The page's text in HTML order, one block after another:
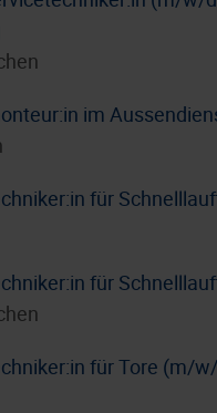
im
für
für
für Tore (m/